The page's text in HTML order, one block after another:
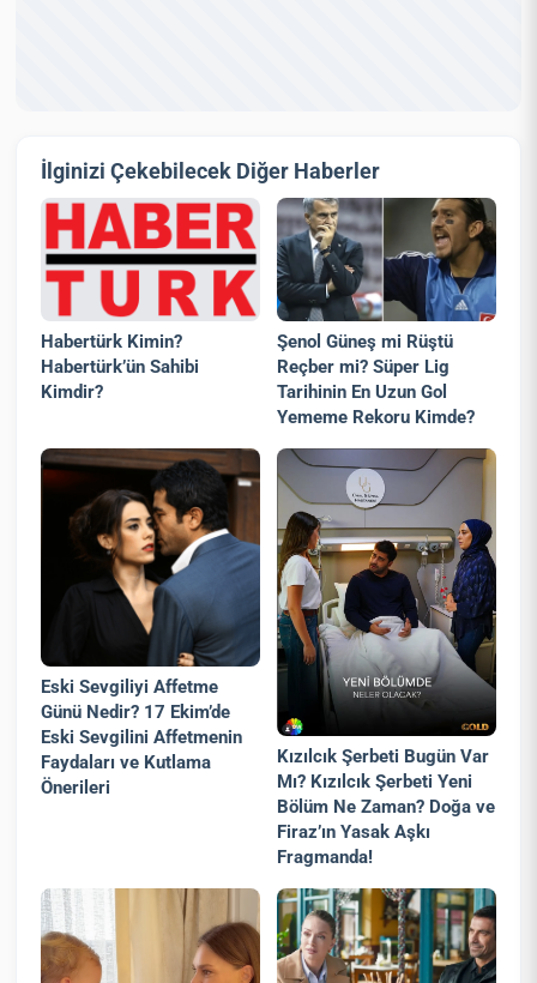
İlginizi Çekebilecek Diğer Haberler
Habertürk Kimin?
Habertürk’ün Sahibi
Kimdir?
Şenol Güneş mi Rüştü
Reçber mi? Süper Lig
Tarihinin En Uzun Gol
Yememe Rekoru Kimde?
Eski Sevgiliyi Affetme
Günü Nedir? 17 Ekim’de
Eski Sevgilini Affetmenin
Faydaları ve Kutlama
Önerileri
Kızılcık Şerbeti Bugün Var
Mı? Kızılcık Şerbeti Yeni
Bölüm Ne Zaman? Doğa ve
Firaz’ın Yasak Aşkı
Fragmanda!